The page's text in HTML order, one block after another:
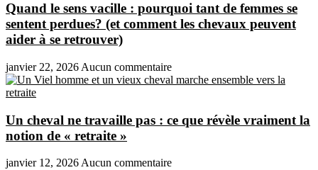
Quand le sens vacille : pourquoi tant de femmes se
sentent perdues? (et comment les chevaux peuvent
aider à se retrouver)
janvier 22, 2026 Aucun commentaire
Un cheval ne travaille pas : ce que révèle vraiment la
notion de « retraite »
janvier 12, 2026 Aucun commentaire